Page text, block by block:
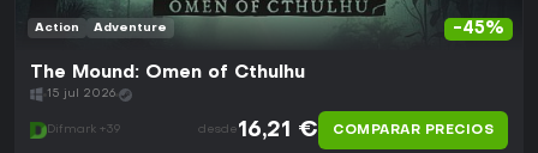
-45%
Action Adventure
The Mound: Omen of Cthulhu
15 jul 2026
Difmark +39 desde 16,21 € COMPARAR PRECIOS